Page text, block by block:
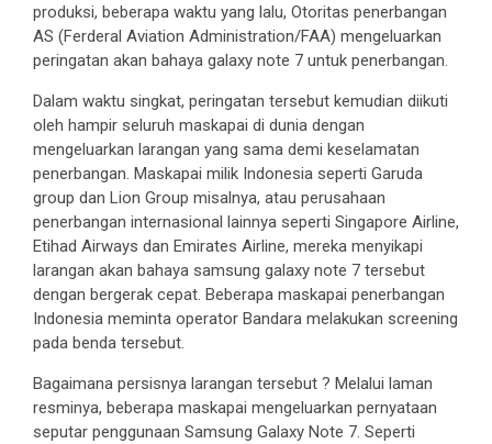
produksi, beberapa waktu yang lalu, Otoritas penerbangan
AS (Ferderal Aviation Administration/FAA) mengeluarkan
peringatan akan bahaya galaxy note 7 untuk penerbangan.
Dalam waktu singkat, peringatan tersebut kemudian diikuti
oleh hampir seluruh maskapai di dunia dengan
mengeluarkan larangan yang sama demi keselamatan
penerbangan. Maskapai milik Indonesia seperti Garuda
group dan Lion Group misalnya, atau perusahaan
penerbangan internasional lainnya seperti Singapore Airline,
Etihad Airways dan Emirates Airline, mereka menyikapi
larangan akan bahaya samsung galaxy note 7 tersebut
dengan bergerak cepat. Beberapa maskapai penerbangan
Indonesia meminta operator Bandara melakukan screening
pada benda tersebut.
Bagaimana persisnya larangan tersebut ? Melalui laman
resminya, beberapa maskapai mengeluarkan pernyataan
seputar penggunaan Samsung Galaxy Note 7. Seperti